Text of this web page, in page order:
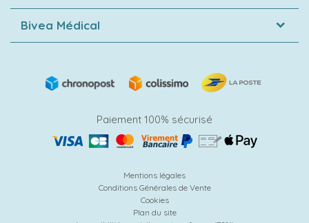
Bivea Médical
Paiement 100% sécurisé
Mentions légales
Conditions Générales de Vente
Cookies
Plan du site